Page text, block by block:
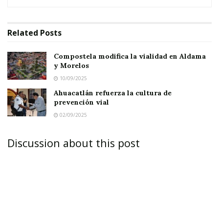
La circulación vial de la Allende –donde funciona
poniente y no de poniente a oriente como se
tenía acostumbrado; es decir, ahora el sentido
es a la inversa; en tanto que el tramo de la calle
20 de noviembre entre Allende y Aldama es de
doble sentido.
Related Posts
Compostela modifica la vialidad en Aldama
y Morelos
10/09/2025
Ahuacatlán refuerza la cultura de
prevención vial
02/09/2025
Discussion about this post